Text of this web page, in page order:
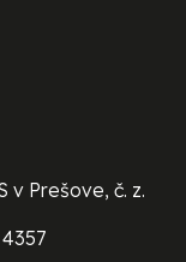
v Prešove, č. z.